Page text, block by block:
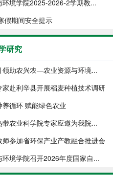
环境学院​2025-2026-2学期教...
假期间安全提示
研究
领助农兴农—农业资源与环境...
家赴利辛县开展稻麦种植技术调研
养循环 赋能绿色农业
带农业科学院专家应邀为我院...
师参加省环保产业产教融合推进会
环境学院召开2026年度国家自...